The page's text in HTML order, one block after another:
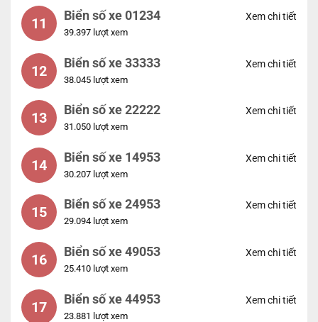
11 Biển số xe 01234
39.397 lượt xem
Xem chi tiết
12 Biển số xe 33333
38.045 lượt xem
Xem chi tiết
13 Biển số xe 22222
31.050 lượt xem
Xem chi tiết
14 Biển số xe 14953
30.207 lượt xem
Xem chi tiết
15 Biển số xe 24953
29.094 lượt xem
Xem chi tiết
16 Biển số xe 49053
25.410 lượt xem
Xem chi tiết
17 Biển số xe 44953
23.881 lượt xem
Xem chi tiết